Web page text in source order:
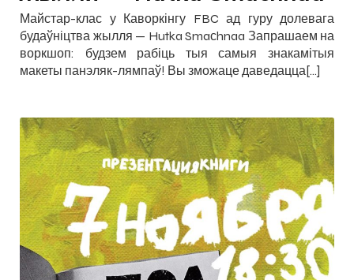
Майстар-клас у Каворкінгу FBC ад гуру долевага
будаўніцтва жылля — Hutka Smaсhnaa Запрашаем на
воркшоп: будзем рабіць тыя самыя знакамітыя
макеты панэляк-лямпаў! Вы зможаце даведацца[…]